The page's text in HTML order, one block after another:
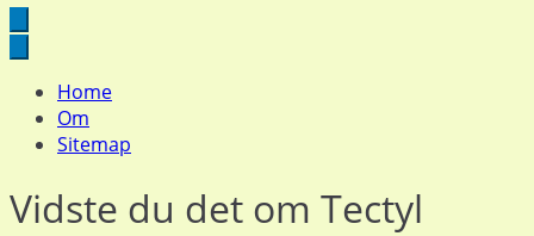
Home
Om
Sitemap
Vidste du det om Tectyl